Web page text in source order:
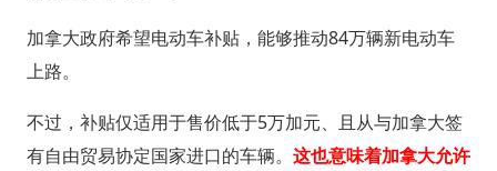
加拿大政府希望电动车补贴，能够推动84万辆新电动车
上路。
不过，补贴仅适用于售价低于5万加元、且从与加拿大签
有自由贸易协定国家进口的车辆。 这也意味着加拿大允许